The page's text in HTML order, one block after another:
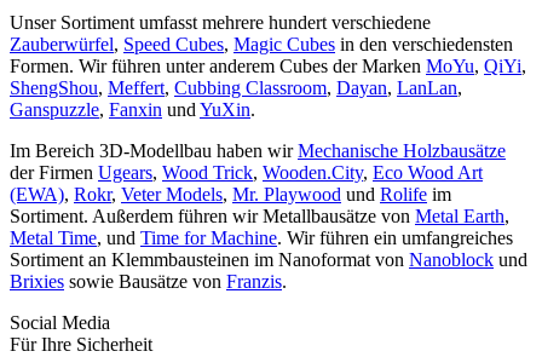
Unser Sortiment umfasst mehrere hundert verschiedene
Zauberwürfel, Speed Cubes, Magic Cubes in den verschiedensten
Formen. Wir führen unter anderem Cubes der Marken MoYu, QiYi,
ShengShou, Meffert, Cubbing Classroom, Dayan, LanLan,
Ganspuzzle, Fanxin und YuXin.
Im Bereich 3D-Modellbau haben wirMechanische Holzbausätze
der Firmen Ugears, Wood Trick, Wooden.City, Eco Wood Art
(EWA), Rokr, Veter Models, Mr. Playwood und Rolife im
Sortiment. Außerdem führen wir Metallbausätze von Metal Earth,
Metal Time, und Time for Machine. Wir führen ein umfangreiches
Sortiment an Klemmbausteinen im Nanoformat von Nanoblock und
Brixies sowie Bausätze von Franzis.
Social Media
Für Ihre Sicherheit